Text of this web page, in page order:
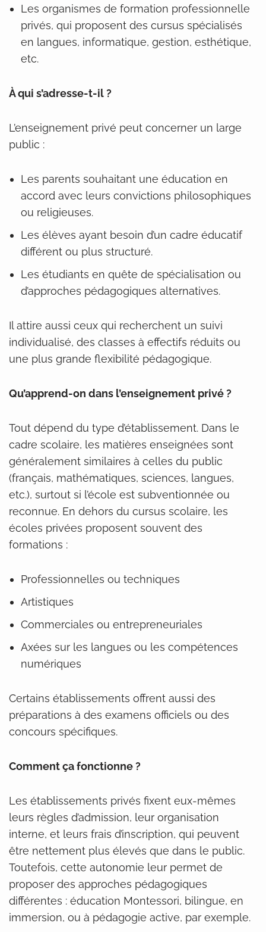
Les organismes de formation professionnelle
privés, qui proposent des cursus spécialisés
en langues, informatique, gestion, esthétique,
etc.
À qui s’adresse-t-il ?
L’enseignement privé peut concerner un large
public :
Les parents souhaitant une éducation en
accord avec leurs convictions philosophiques
ou religieuses.
Les élèves ayant besoin d’un cadre éducatif
différent ou plus structuré.
Les étudiants en quête de spécialisation ou
d’approches pédagogiques alternatives.
Il attire aussi ceux qui recherchent un suivi
individualisé, des classes à effectifs réduits ou
une plus grande flexibilité pédagogique.
Qu’apprend-on dans l’enseignement privé ?
Tout dépend du type d’établissement. Dans le
cadre scolaire, les matières enseignées sont
généralement similaires à celles du public
(français, mathématiques, sciences, langues,
etc.), surtout si l’école est subventionnée ou
reconnue. En dehors du cursus scolaire, les
écoles privées proposent souvent des
formations :
Professionnelles ou techniques
Artistiques
Commerciales ou entrepreneuriales
Axées sur les langues ou les compétences
numériques
Certains établissements offrent aussi des
préparations à des examens officiels ou des
concours spécifiques.
Comment ça fonctionne ?
Les établissements privés fixent eux-mêmes
leurs règles d’admission, leur organisation
interne, et leurs frais d’inscription, qui peuvent
être nettement plus élevés que dans le public.
Toutefois, cette autonomie leur permet de
proposer des approches pédagogiques
différentes : éducation Montessori, bilingue, en
immersion, ou à pédagogie active, par exemple.